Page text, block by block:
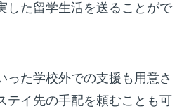
した留学生活を送ることがで
った学校外での支援も用意さ
テイ先の手配を頼むことも可